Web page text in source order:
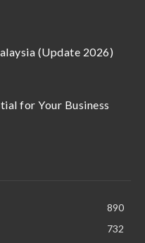
(Update 2026)
for Your Business
890
732